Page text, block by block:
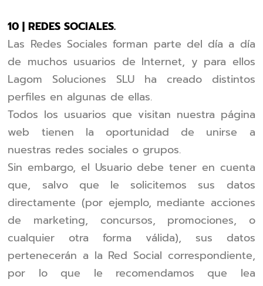
10 | REDES SOCIALES.
Las Redes Sociales forman parte del día a día
de muchos usuarios de Internet, y para ellos
Lagom Soluciones SLU ha creado distintos
perfiles en algunas de ellas.
Todos los usuarios que visitan nuestra página
web tienen la oportunidad de unirse a
nuestras redes sociales o grupos.
Sin embargo, el Usuario debe tener en cuenta
que, salvo que le solicitemos sus datos
directamente (por ejemplo, mediante acciones
de marketing, concursos, promociones, o
cualquier otra forma válida), sus datos
pertenecerán a la Red Social correspondiente,
por lo que le recomendamos que lea